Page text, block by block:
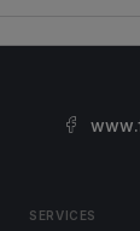
SERVICES